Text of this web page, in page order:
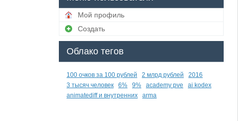
Мой профиль
Создать
Облако тегов
100 очков за 100 рублей 2 млрд рублей
2016
3 тысяч человек
6% 9% academy pve
ai kodex
animatediff и внутренних
arma